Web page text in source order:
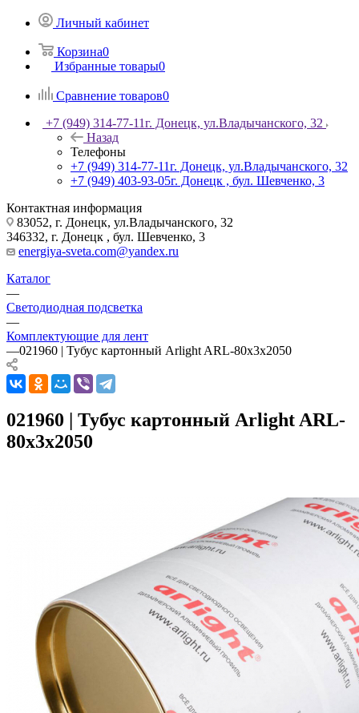
Личный кабинет
Корзина0
Избранные товары0
Сравнение товаров0
+7 (949) 314-77-11г. Донецк, ул.Владычанского, 32
Назад
Телефоны
+7 (949) 314-77-11г. Донецк, ул.Владычанского, 32
+7 (949) 403-93-05г. Донецк , бул. Шевченко, 3
Контактная информация
83052, г. Донецк, ул.Владычанского, 32
346332, г. Донецк , бул. Шевченко, 3
energiya-sveta.com@yandex.ru
Каталог
—
Светодиодная подсветка
—
Комплектующие для лент
—021960 | Тубус картонный Arlight ARL-80х3х2050
021960 | Тубус картонный Arlight ARL-
80х3х2050